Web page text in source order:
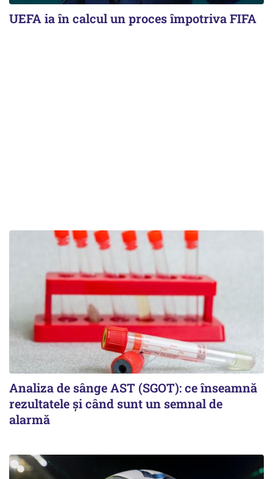
UEFA ia în calcul un proces împotriva FIFA
Analiza de sânge AST (SGOT): ce înseamnă
rezultatele și când sunt un semnal de
alarmă